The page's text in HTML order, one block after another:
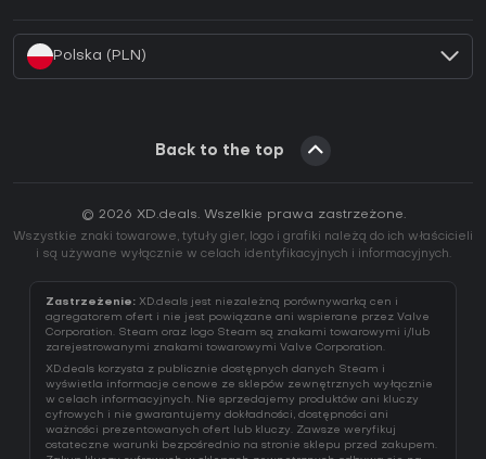
Polska (PLN)
Back to the top
© 2026 XD.deals. Wszelkie prawa zastrzeżone.
Wszystkie znaki towarowe, tytuły gier, logo i grafiki należą do ich właścicieli
i są używane wyłącznie w celach identyfikacyjnych i informacyjnych.
Zastrzeżenie: XD.deals jest niezależną porównywarką cen i
agregatorem ofert i nie jest powiązane ani wspierane przez Valve
Corporation. Steam oraz logo Steam są znakami towarowymi i/lub
zarejestrowanymi znakami towarowymi Valve Corporation.
XD.deals korzysta z publicznie dostępnych danych Steam i
wyświetla informacje cenowe ze sklepów zewnętrznych wyłącznie
w celach informacyjnych. Nie sprzedajemy produktów ani kluczy
cyfrowych i nie gwarantujemy dokładności, dostępności ani
ważności prezentowanych ofert lub kluczy. Zawsze weryfikuj
ostateczne warunki bezpośrednio na stronie sklepu przed zakupem.